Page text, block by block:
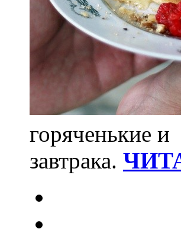
горяченькие
завтрака.